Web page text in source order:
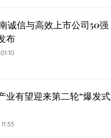
诚信与高效上市公司50强
布
业有望迎来第二轮“爆发式